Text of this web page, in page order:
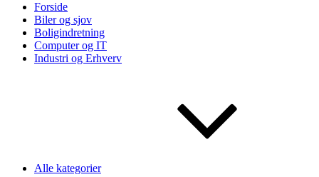
Forside
Biler og sjov
Boligindretning
Computer og IT
Industri og Erhverv
Alle kategorier